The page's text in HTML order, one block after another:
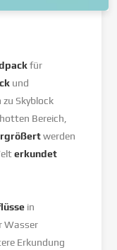
für
und
Skyblock
Bereich,
werden
erkundet
in
Wasser
Erkundung